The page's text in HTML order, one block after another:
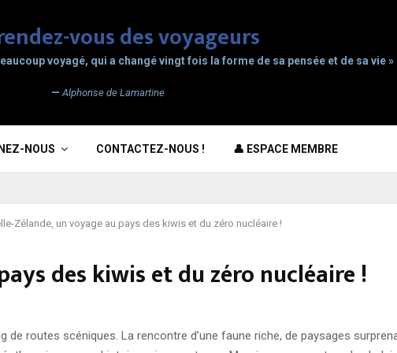
voyagé, qui a changé vingt fois la forme de sa pensée et de sa vie »
— Alphonse de Lamartine
NOUS CONTACTEZ-NOUS ! 👤 ESPACE MEMBRE
Zélande, un voyage au pays des kiwis et du zéro nucléaire !
des kiwis et du zéro nucléaire !
routes scéniques. La rencontre d’une faune riche, de paysages